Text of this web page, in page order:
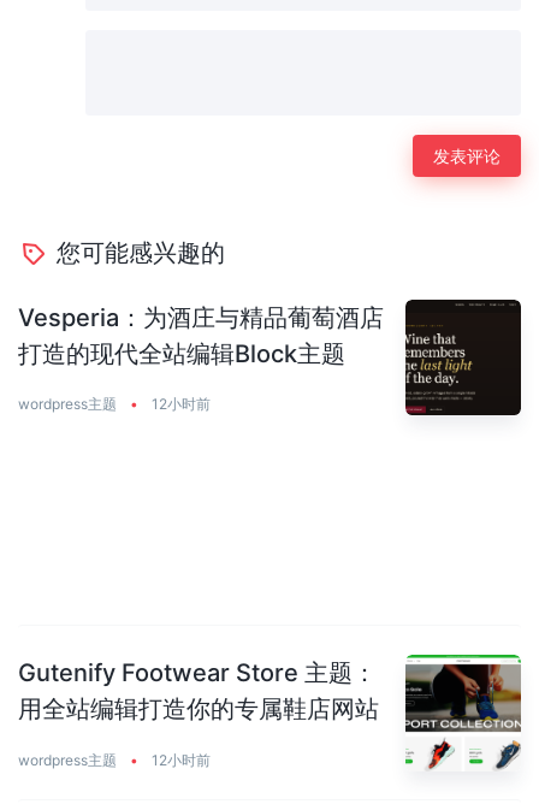
您可能感兴趣的
Vesperia：为酒庄与精品葡萄酒店
打造的现代全站编辑Block主题
wordpress主题 • 12小时前
Gutenify Footwear Store 主题：
用全站编辑打造你的专属鞋店网站
wordpress主题 • 12小时前